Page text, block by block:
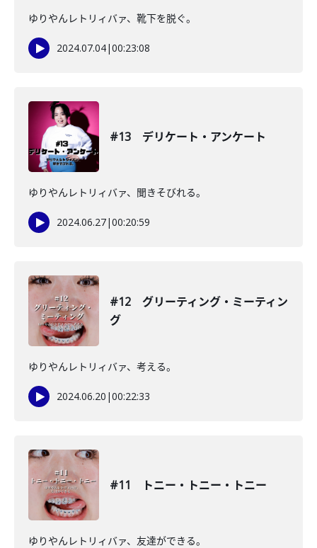
ゆりやんレトリィバァ、靴下を脱ぐ。
2024.07.04|00:23:08
#13 デリケート・アンケート
ゆりやんレトリィバァ、聞きそびれる。
2024.06.27|00:20:59
#12 グリーティング・ミーティン
グ
ゆりやんレトリィバァ、考える。
2024.06.20 |00:22:33
#11 トニー・トニー・トニー
ゆりやんレトリィバァ、友達ができる。